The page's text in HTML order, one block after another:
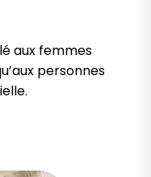
aux femmes
personnes